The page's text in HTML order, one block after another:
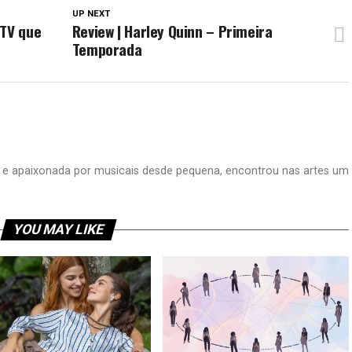
UP NEXT
Review | Harley Quinn – Primeira
Temporada
que
apaixonada por musicais desde pequena, encontrou nas artes um
YOU MAY LIKE